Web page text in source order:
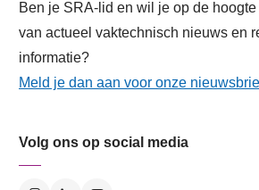
Ben je SRA-lid en wil je op de
van actueel vaktechnisch nieuws en
informatie?
Meld je dan aan voor onze
Volg ons op social media